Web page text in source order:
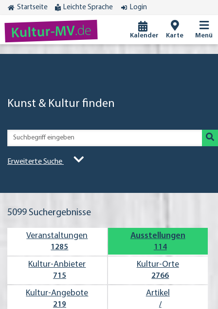
Startseite Leichte Sprache Login
Kultur-MV.de Kalender Karte Menü
Kunst & Kultur finden
Erweiterte Suche
5099 Suchergebnisse
Veran­staltungen
1285
Ausstel­lungen
114
Kultur-Anbieter
715
Kultur-Orte
2766
Kultur-Angebote
219
Artikel
/